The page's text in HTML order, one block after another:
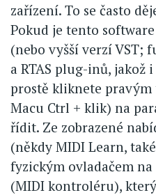
zařízení. To se často
Pokud je tento
(nebo vyšší verzí VST;
a RTAS plug-inů, jakož
prostě kliknete
Macu Ctrl + klik) na
řídit. Ze zobrazené
(někdy MIDI Learn,
fyzickým ovladačem
(MIDI kontroléru),